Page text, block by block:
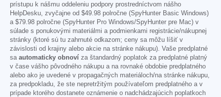
prístupu k nášmu oddeleniu podpory prostredníctvom nášho
HelpDesku, zvyčajne od $49.98 polročne (SpyHunter Basic Windows)
a $79.98 polročne (SpyHunter Pro Windows/SpyHunter pre Mac) v
súlade s ponukovými materiálmi a podmienkami registrácie/nákupnej
stránky (ktoré sú tu zahrnuté odkazom; ceny sa môžu líšiť v
závislosti od krajiny alebo akcie na stránke nákupu). Vaše predplatné
sa automaticky obnoví za štandardný poplatok za predplatné platný
v čase vášho pôvodného nákupu a na rovnaké obdobie predplatného
alebo ako je uvedené v propagačných materiáloch/na stránke nákupu,
za predpokladu, že ste nepretržitým používateľom predplatného a v
prípade ktorého dostanete oznámenie o nadchádzajúcich poplatkoch